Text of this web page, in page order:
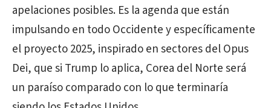
apelaciones posibles. Es la agenda que están
impulsando en todo Occidente y específicamente
el proyecto 2025, inspirado en sectores del Opus
Dei, que si Trump lo aplica, Corea del Norte será
un paraíso comparado con lo que terminaría